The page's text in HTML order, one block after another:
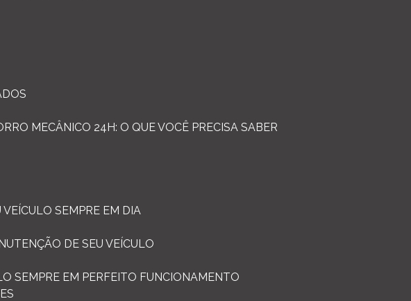
MECÂNICO 24H: O QUE VOCÊ PRECISA SABER
VEÍCULO SEMPRE EM DIA
DE SEU VEÍCULO
SEMPRE EM PERFEITO FUNCIONAMENTO